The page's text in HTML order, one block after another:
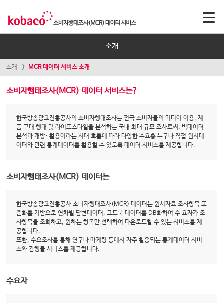
소개
소개 MCR 데이터 서비스 소개
소비자행태조사(MCR) 데이터 서비스는?
한국방송광고진흥공사의 소비자행태조사는 전국 소비자들의 미디어 이용, 제
품 구매 행태 및 라이프스타일을 분석하는 국내 최대 규모 조사로써, 빅데이터
분석과 개방· 활용이라는 시대 흐름에 따라 다양한 수요층 누구나 직접 원시데
이터와 관련 통계데이터를 활용할 수 있도록 데이터 서비스를 제공합니다.
소비자행태조사(MCR) 데이터는
한국방송광고진흥공사 소비자행태조사(MCR) 데이터는 원시자료 조사항목 표
준화를 기반으로 연차별 답변데이터, 코드북 데이터를 DB화하여 수 요자가 조
사항목을 조회하고, 원하는 항목만 선택하여 다운로드할 수 있는 서비스를 제
공합니다.
또한, 수요조사를 통해 연구나 마케팅 등에서 자주 활용되는 통계데이터 서비
스와 간행물 서비스를 제공합니다.
수요자